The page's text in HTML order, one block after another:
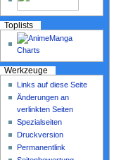
Toplists
Werkzeuge
Links auf diese Seite
Änderungen an
verlinkten Seiten
Spezialseiten
Druckversion
Permanentlink